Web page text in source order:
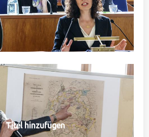
Titel hinzufügen